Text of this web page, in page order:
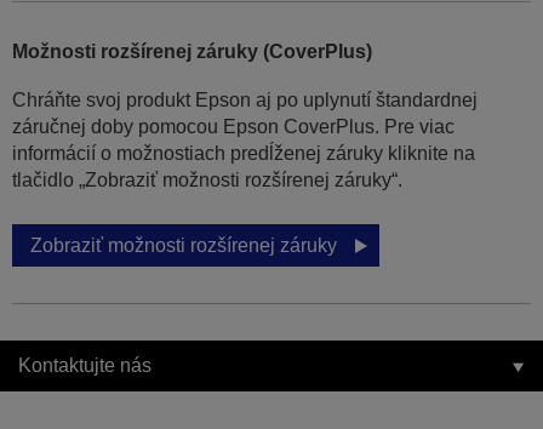
Možnosti rozšírenej záruky (CoverPlus)
Chráňte svoj produkt Epson aj po uplynutí štandardnej
záručnej doby pomocou Epson CoverPlus. Pre viac
informácií o možnostiach predĺženej záruky kliknite na
tlačidlo „Zobraziť možnosti rozšírenej záruky“.
Zobraziť možnosti rozšírenej záruky
Kontaktujte nás